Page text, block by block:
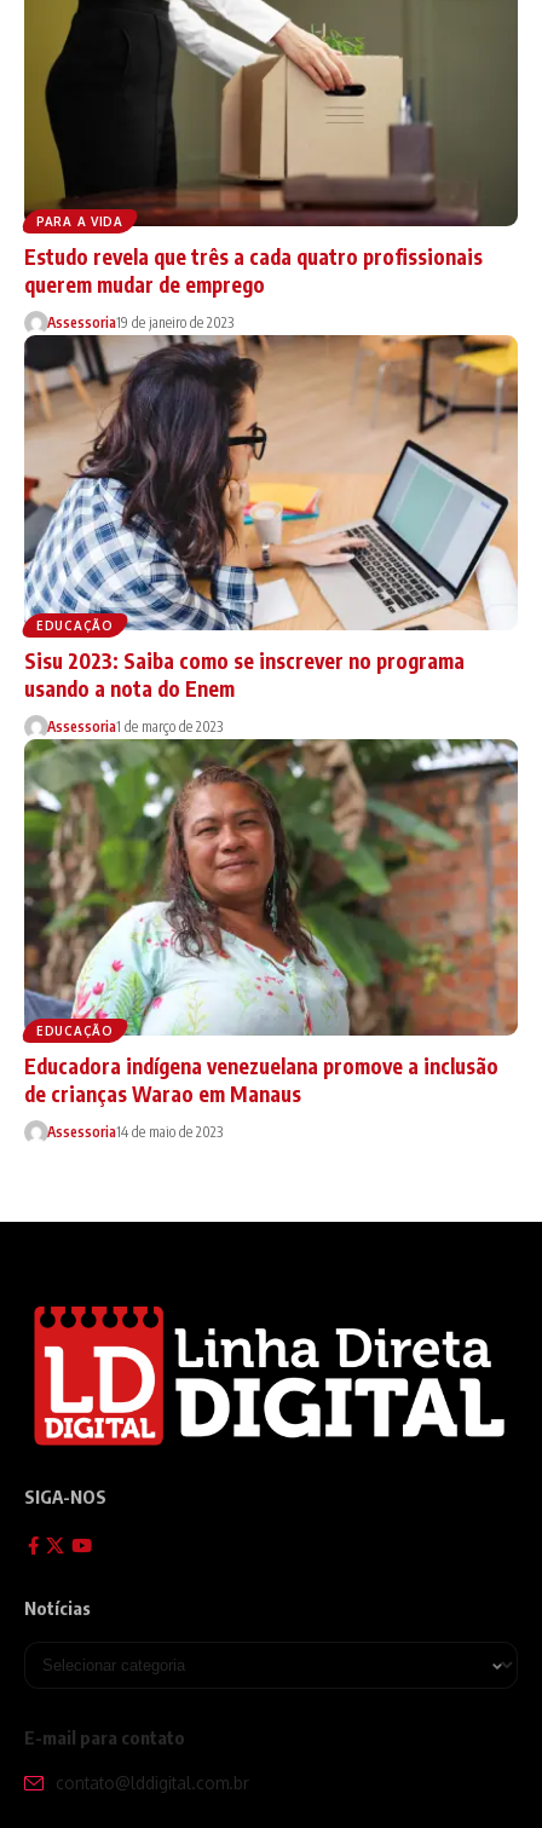
PARA A VIDA
Estudo revela que três a cada quatro profissionais
querem mudar de emprego
Assessoria19 de janeiro de 2023
EDUCAÇÃO
Sisu 2023: Saiba como se inscrever no programa
usando a nota do Enem
Assessoria1 de março de 2023
EDUCAÇÃO
Educadora indígena venezuelana promove a inclusão
de crianças Warao em Manaus
Assessoria14 de maio de 2023
SIGA-NOS
Notícias
E-mail para contato
contato@lddigital.com.br